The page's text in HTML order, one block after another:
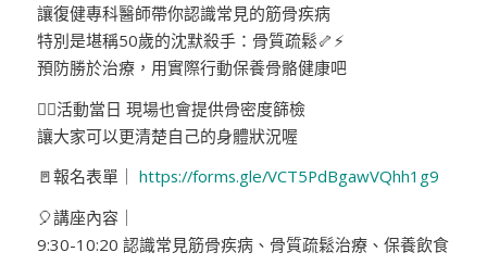
讓復健專科醫師帶你認識常見的筋骨疾病
特別是堪稱50歲的沈默殺手：骨質疏鬆🦴⚡️
預防勝於治療，用實際行動保養骨骼健康吧
👨‍⚕️活動當日 現場也會提供骨密度篩檢
讓大家可以更清楚自己的身體狀況喔
🚪報名表單｜ https://forms.gle/VCT5PdBgawVQhh1g9
🎈講座內容｜
9:30-10:20 認識常見筋骨疾病、骨質疏鬆治療、保養飲食